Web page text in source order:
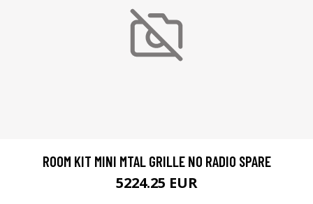
ROOM KIT MINI MTAL GRILLE NO RADIO SPARE
5224.25 EUR